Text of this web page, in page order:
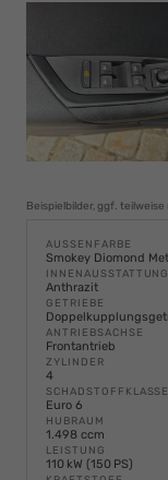
Beispielbilder, ggf.
AUSSENFARBE
Smokey Diomond
INNENAUSSTATTUNG
Anthrazit
GETRIEBE
ANTRIEBSACHSE
Frontantrieb
ZYLINDER
4
SCHADSTOFFKLASSE
Euro 6
HUBRAUM
1.498 ccm
LEISTUNG
110 kW (150 PS)